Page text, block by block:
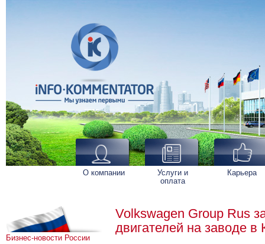
О компании Услуги и
оплата
Карьера
Бизнес-новости России
Volkswagen Group Rus
двигателей на заводе в